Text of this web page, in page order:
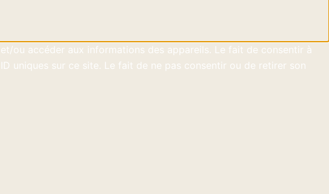
ou accéder aux informations des appareils. Le fait de consentir à
uniques sur ce site. Le fait de ne pas consentir ou de retirer son